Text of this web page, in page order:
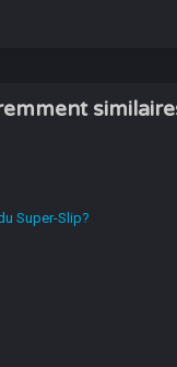
Super-Slip?